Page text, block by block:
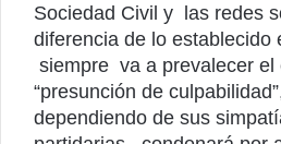
Sociedad Civil y las redes
diferencia de lo establecido
siempre va a prevalecer el
“presunción de
dependiendo de sus